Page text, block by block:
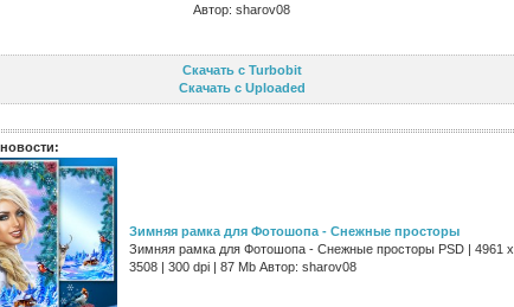
Автор: sharov08
Скачать с Turbobit
Скачать с Uploaded
Зимняя рамка для Фотошопа - Снежные просторы
Зимняя рамка для Фотошопа - Снежные просторы PSD | 4961 х
3508 | 300 dpi | 87 Mb Автор: sharov08